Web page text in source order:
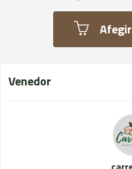
Venedor